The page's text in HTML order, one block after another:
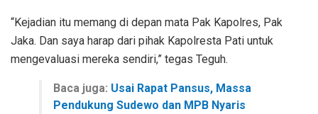
“Kejadian itu memang di depan mata Pak Kapolres, Pak
Jaka. Dan saya harap dari pihak Kapolresta Pati untuk
mengevaluasi mereka sendiri,” tegas Teguh.
Baca juga: Usai Rapat Pansus, Massa
Pendukung Sudewo dan MPB Nyaris